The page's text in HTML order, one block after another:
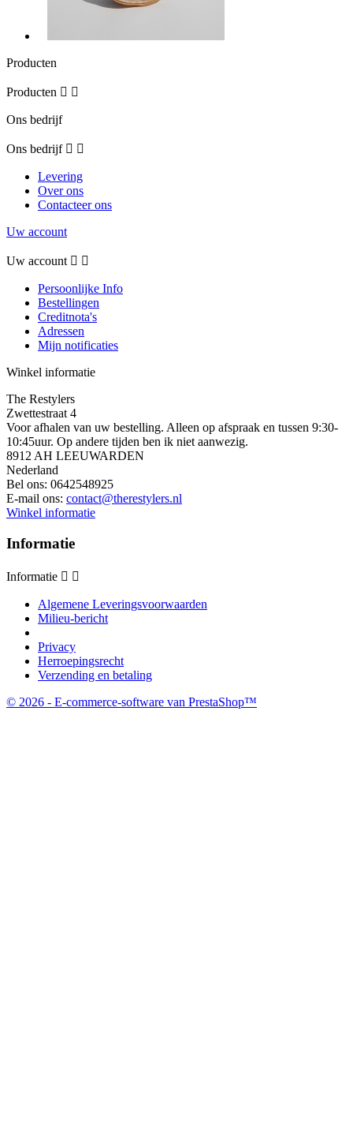
Producten
Producten  
Ons bedrijf
Ons bedrijf  
Levering
Over ons
Contacteer ons
Uw account
Uw account  
Persoonlijke Info
Bestellingen
Creditnota's
Adressen
Mijn notificaties
Winkel informatie
The Restylers
Zwettestraat 4
Voor afhalen van uw bestelling. Alleen op afspraak en tussen 9:30-
10:45uur. Op andere tijden ben ik niet aanwezig.
8912 AH LEEUWARDEN
Nederland
Bel ons: 0642548925
E-mail ons: contact@therestylers.nl
Winkel informatie
Informatie
Informatie  
Algemene Leveringsvoorwaarden
Milieu-bericht
Privacy
Herroepingsrecht
Verzending en betaling
© 2026 - E-commerce-software van PrestaShop™